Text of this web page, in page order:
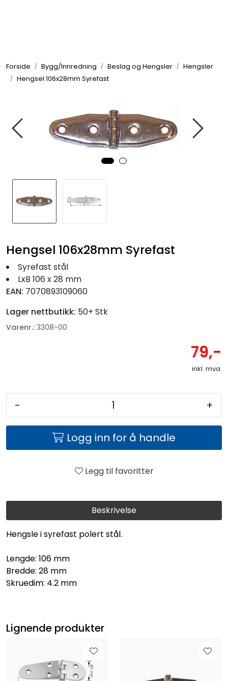
Forside Bygg/Innredning Beslag og Hengsler
Hengsler
Hengsel 106x28mm Syrefast
Beskrivelse
Hengsle i syrefast polert stål.
Lengde: 106 mm
Bredde: 28 mm
Skruedim: 4.2 mm
Hengsel 106x28mm Syrefast
Syrefast stål
LxB 106 x 28 mm
EAN: 7070893109060
Lager nettbutikk: 50+ Stk
Varenr.: 3308-00
79,-
inkl. mva.
- +
Logg inn for å handle
Legg til favoritter
Lignende produkter
Elektrisk
Komfort
Motor/Styring
Fritid/Sikkerhet
Båtpleie/Opplag
Seil